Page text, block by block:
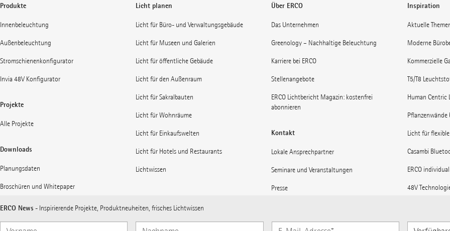
Produkte
Innenbeleuchtung
Außenbeleuchtung
Stromschienenkonfigurator
Invia 48V Konfigurator
Projekte
Alle Projekte
Downloads
Planungsdaten
Broschüren und Whitepaper
Licht planen
Licht für Büro- und Verwaltungsgebäude
Licht für Museen und Galerien
Licht für öffentliche Gebäude
Licht für den Außenraum
Licht für Sakralbauten
Licht für Wohnräume
Licht für Einkaufswelten
Licht für Hotels und Restaurants
Lichtwissen
Über ERCO
Das Unternehmen
Greenology – Nachhaltige Beleuchtung
Karriere bei ERCO
Stellenangebote
ERCO Lichtbericht Magazin: kostenfrei
abonnieren
Kontakt
Lokale Ansprechpartner
Seminare und Veranstaltungen
Presse
ERCO News abonnieren
Inspiration
Aktuelle
Moderne
Kommerzielle
T5/T8
Human Centric
Licht für
Casambi
ERCO individual
48V
Licht für
ERCO News - Inspirierende Projekte, Produktneuheiten, frisches Lichtwissen